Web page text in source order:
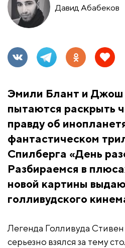
Давид Абабеков
Эмили Блант и Джош
пытаются раскрыть
правду об
фантастическом
Спилберга «День
Разбираемся в
новой картины
голливудского
Легенда Голливуда
серьезно взялся за тему